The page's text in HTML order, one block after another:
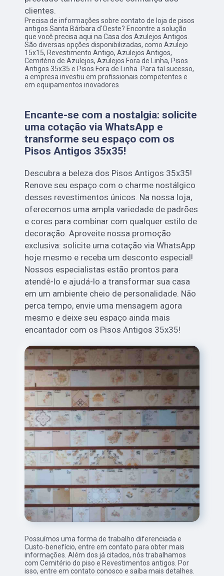
clientes.
Precisa de informações sobre contato de loja de pisos
antigos Santa Bárbara d'Oeste? Encontre a solução
que você precisa aqui na Casa dos Azulejos Antigos.
São diversas opções disponibilizadas, como Azulejo
15x15, Revestimento Antigo, Azulejos Antigos,
Cemitério de Azulejos, Azulejos Fora de Linha, Pisos
Antigos 35x35 e Pisos Fora de Linha. Para tal sucesso,
a empresa investiu em profissionais competentes e
em equipamentos inovadores.
Encante-se com a nostalgia: solicite
uma cotação via WhatsApp e
transforme seu espaço com os
Pisos Antigos 35x35!
Descubra a beleza dos Pisos Antigos 35x35!
Renove seu espaço com o charme nostálgico
desses revestimentos únicos. Na nossa loja,
oferecemos uma ampla variedade de padrões
e cores para combinar com qualquer estilo de
decoração. Aproveite nossa promoção
exclusiva: solicite uma cotação via WhatsApp
hoje mesmo e receba um desconto especial!
Nossos especialistas estão prontos para
atendê-lo e ajudá-lo a transformar sua casa
em um ambiente cheio de personalidade. Não
perca tempo, envie uma mensagem agora
mesmo e deixe seu espaço ainda mais
encantador com os Pisos Antigos 35x35!
Possuímos uma forma de trabalho diferenciada e
Custo-benefício, entre em contato para obter mais
informações. Além dos já citados, nós trabalhamos
com Cemitério do piso e Revestimentos antigos. Por
isso, entre em contato conosco e saiba mais detalhes.